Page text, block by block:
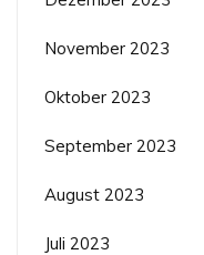
November 2023
Oktober 2023
September 2023
August 2023
Juli 2023